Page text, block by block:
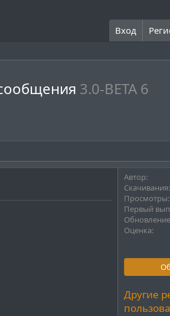
Вход
3.0-BETA 6
Автор
Скачивания
Просмотры
Первый
Обновление
Оценка
Другие